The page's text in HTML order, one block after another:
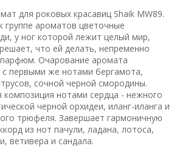
для роковых красавиц Shaik MW89.
группе ароматов цветочные
у ног которой лежит целый мир,
что ей делать, непременно
Очарование аромата
первыми же нотами бергамота,
сочной черной смородины.
нотами сердца - нежного
черной орхидеи, иланг-иланга и
трюфеля. Завершает гармоничную
из нот пачули, ладана, лотоса,
ветивера и сандала.